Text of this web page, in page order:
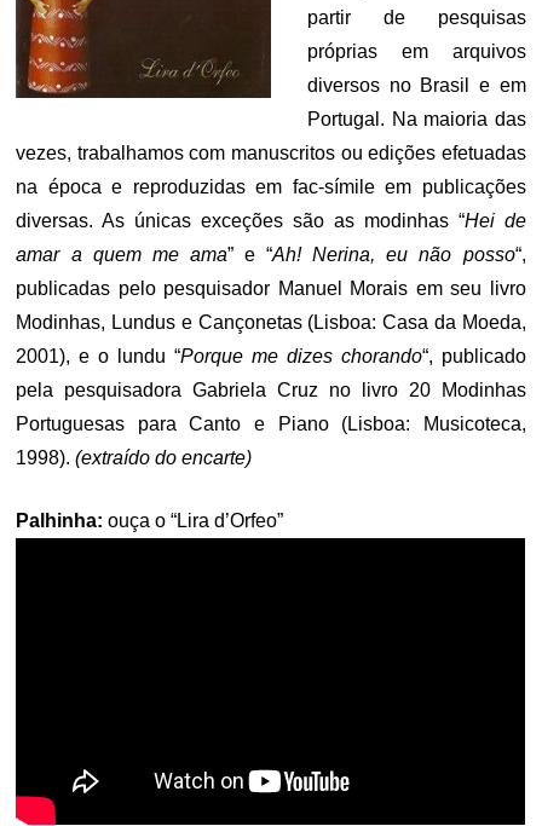
partir de pesquisas
próprias em arquivos
diversos no Brasil e em
Portugal. Na maioria das
vezes, trabalhamos com manuscritos ou edições efetuadas
na época e reproduzidas em fac-símile em publicações
diversas. As únicas exceções são as modinhas “Hei de
amar a quem me ama” e “Ah! Nerina, eu não posso“,
publicadas pelo pesquisador Manuel Morais em seu livro
Modinhas, Lundus e Cançonetas (Lisboa: Casa da Moeda,
2001), e o lundu “Porque me dizes chorando“, publicado
pela pesquisadora Gabriela Cruz no livro 20 Modinhas
Portuguesas para Canto e Piano (Lisboa: Musicoteca,
1998).(extraído do encarte)
Palhinha: ouça o “Lira d’Orfeo”